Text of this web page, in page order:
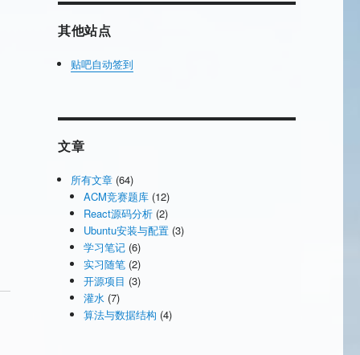
其他站点
贴吧自动签到
文章
所有文章 (64)
ACM竞赛题库 (12)
React源码分析 (2)
Ubuntu安装与配置 (3)
学习笔记 (6)
实习随笔 (2)
开源项目 (3)
灌水 (7)
算法与数据结构 (4)